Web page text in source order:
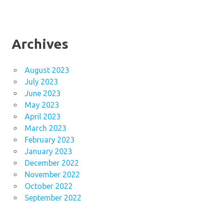
Archives
August 2023
July 2023
June 2023
May 2023
April 2023
March 2023
February 2023
January 2023
December 2022
November 2022
October 2022
September 2022